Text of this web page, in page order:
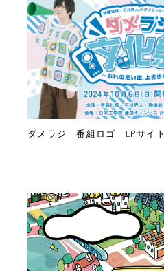
ダメラジ 番組ロゴ LPサイト